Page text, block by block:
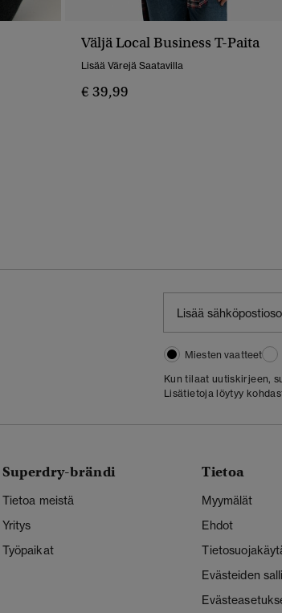
Väljä Local Business T-Paita
Lisää Värejä Saatavilla
€ 39,99
Miesten vaatteet
Kun tilaat uutiskirjeen,
Lisätietoja löytyy
Superdry-brändi
Tietoa meistä
Yritys
Työpaikat
Tietoa
Myymälät
Ehdot
Evästeiden